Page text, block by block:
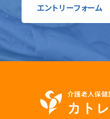
エントリーフォーム